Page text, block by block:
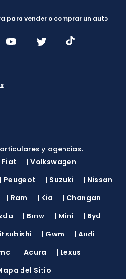
para vender o comprar un auto
y agencias.
Fiat |Volkswagen
| Peugeot | Suzuki | Nissan
| Ram | Kia | Changan
| Bmw | Mini | Byd
| Gwm |Audi
|Acura | Lexus
del Sitio